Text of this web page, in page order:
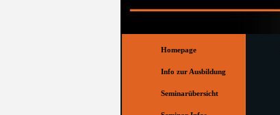
Homepage
Info zur Ausbildung
Seminarübersicht